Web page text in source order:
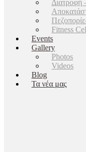
Διατροφή
Fitness
Events
Gallery
Photos
Videos
Blog
Τα νέα μας